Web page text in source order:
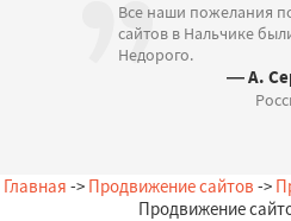
Все наши пожелания
сайтов в Нальчике
Недорого.
— А.
Главная -> Продвижение сайтов ->
Продвижение